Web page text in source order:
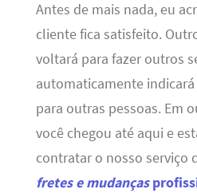
Antes de mais nada, eu
cliente fica satisfeito.
voltará para fazer outros
automaticamente
para outras pessoas. Em
você chegou até aqui e
contratar o nosso serviço
fretes e mudanças